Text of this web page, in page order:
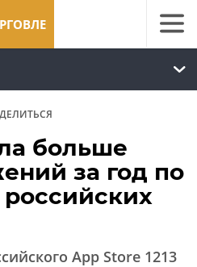
больше
за год по
App Store 1213